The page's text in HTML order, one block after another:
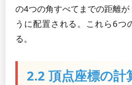
の4つの角すべてまでの距離が
うに配置される。これら6つ
る。
2.2 頂点座標の計